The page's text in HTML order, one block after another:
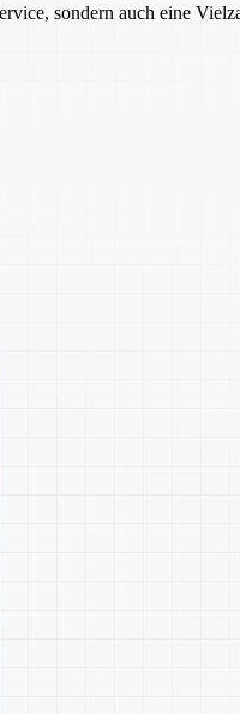
sondern auch eine